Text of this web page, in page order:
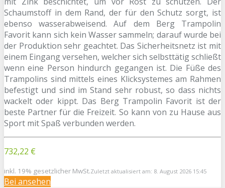
Schaumstoff in dem Rand, der für den Schutz sorgt, ist
ebenso wasserabweisend. Auf dem Berg Trampolin
Favorit kann sich kein Wasser sammeln; darauf wurde bei
der Produktion sehr geachtet. Das Sicherheitsnetz ist mit
einem Eingang versehen, welcher sich selbsttätig schließt
wenn eine Person hindurch gegangen ist. Die Füße des
Trampolins sind mittels eines Klicksystemes am Rahmen
befestigt und sind im Stand sehr robust, so dass nichts
wackelt oder kippt. Das Berg Trampolin Favorit ist der
beste Partner für die Freizeit. So kann von zu Hause aus
Sport mit Spaß verbunden werden.
732,22 €
inkl. 19% gesetzlicher MwSt.Zuletzt aktualisiert am: 8. August 2026 15:45
Bei ansehen